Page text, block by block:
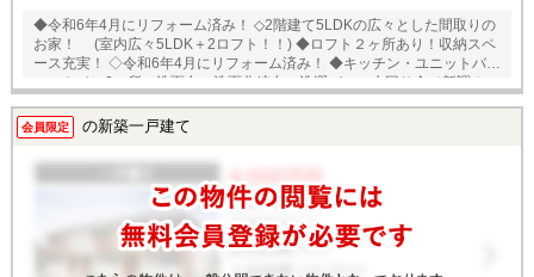
◆令和6年4月にリフォーム済み！ ◇2階建て5LDKの広々とした間取りの
お家！ (室内広々5LDK＋2ロフト！！) ◆ロフト２ヶ所あり！収納スペ
ース充実！ ◇令和6年4月にリフォーム済み！ ◆キッチン・ユニットバ
ス・トイレ2ヶ所・洗面台・洗面化粧台・洗濯パン・水回り全て新調！ ◇
能です♪
会員限定 の新築一戸建て